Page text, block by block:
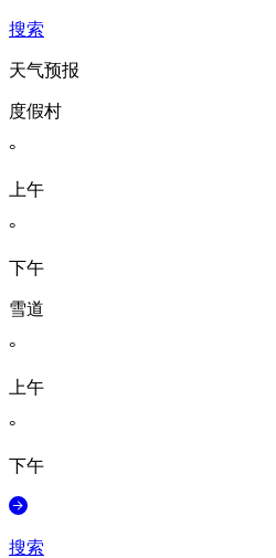
搜索
天气预报
度假村
°
上午
°
下午
雪道
°
上午
°
下午
搜索